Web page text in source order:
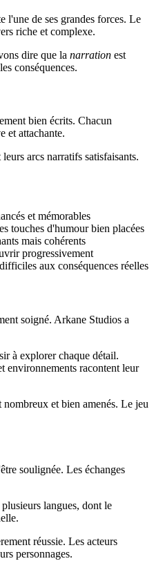
l'une de ses grandes forces. Le
riche et complexe.
dire que la narration est
conséquences.
bien écrits. Chacun
et attachante.
arcs narratifs satisfaisants.
et mémorables
touches d'humour bien placées
mais cohérents
progressivement
aux conséquences réelles
soigné. Arkane Studios a
à explorer chaque détail.
environnements racontent leur
nombreux et bien amenés. Le jeu
soulignée. Les échanges
langues, dont le
réussie. Les acteurs
personnages.